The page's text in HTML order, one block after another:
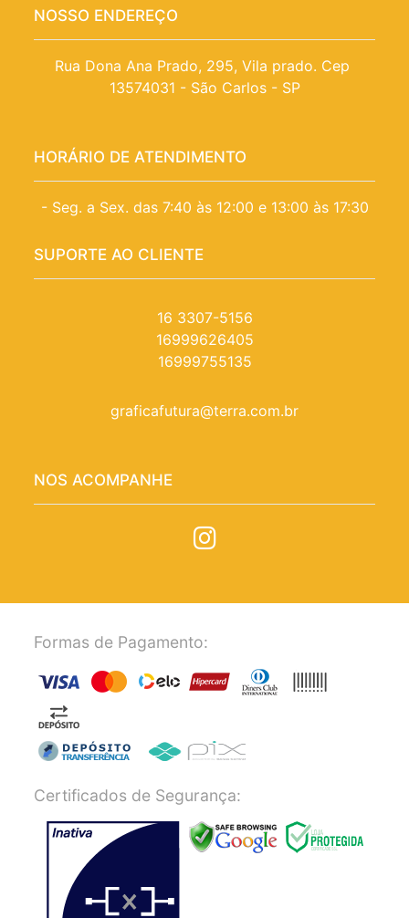
NOSSO ENDEREÇO
Rua Dona Ana Prado, 295, Vila prado. Cep
13574031 - São Carlos - SP
HORÁRIO DE ATENDIMENTO
- Seg. a Sex. das 7:40 às 12:00 e 13:00 às 17:30
SUPORTE AO CLIENTE
16 3307-5156
16999626405
16999755135
graficafutura@terra.com.br
NOS ACOMPANHE
Formas de Pagamento:
Certificados de Segurança: